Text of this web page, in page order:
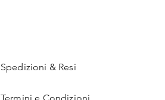
Spedizioni & Resi